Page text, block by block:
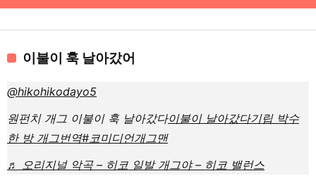
이불이 훅 날아갔어
@hikohikodayo5
원펀치 개그 이불이 훅 날아갔다이불이 날아갔다기립 박수
한 방 개그번역#코미디언개그맨
♬ 오리지널 악곡 – 히코 일발 개그야 – 히코 밸런스